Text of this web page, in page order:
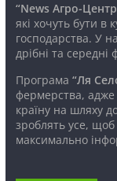
“News Агро-
які хочуть бути в
господарства. У
дрібні та
Програма “Ля
фермерства, адже
країну на шляху
зроблять усе,
максимально